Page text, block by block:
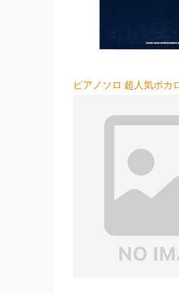
ピアノソロ 超人気ボ